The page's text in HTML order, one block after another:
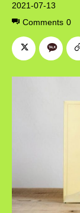
2021-07-13
Comments 0